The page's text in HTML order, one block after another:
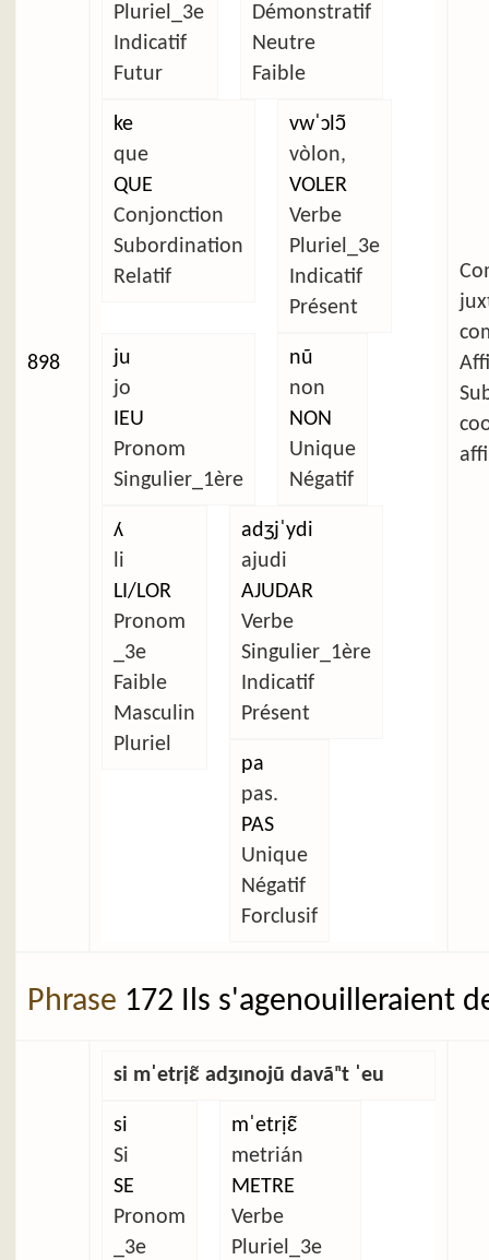
898
Pluriel_3e
Indicatif
Futur
Démonstratif
Neutre
Faible
ke
que
QUE
Conjonction
Subordination
Relatif
vwˈɔlɔ̃
vòlon,
VOLER
Verbe
Pluriel_3e
Indicatif
Présent
ju
jo
IEU
Pronom
Singulier_1ère
nũ
non
NON
Unique
Négatif
ʎ
li
LI/LOR
Pronom
_3e
Faible
Masculin
Pluriel
adʒjˈydi
ajudi
AJUDAR
Verbe
Singulier_1ère
Indicatif
Présent
pa
pas.
PAS
Unique
Négatif
Forclusif
Phrase 172 Ils s'agenouilleraient
si mˈetrịɛ̃ adʒɪnojũ davãⁿt ˈeu
si
Si
SE
Pronom
_3e
mˈetrịɛ̃
metrián
METRE
Verbe
Pluriel_3e